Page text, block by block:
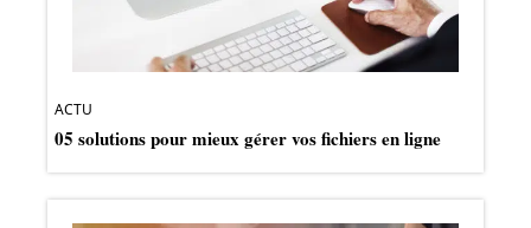
ACTU
05 solutions pour mieux gérer vos fichiers en ligne